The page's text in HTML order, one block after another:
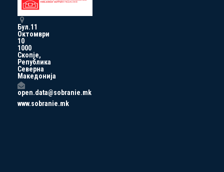
Бул.11
Октомври
10
1000
Скопје,
Република
Северна
Македонија
open.data@sobranie.mk
www.sobranie.mk